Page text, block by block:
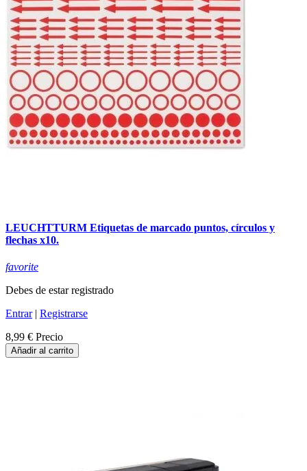
LEUCHTTURM Etiquetas de marcado puntos, círculos y
flechas x10.
favorite
Debes de estar registrado
Entrar| Registrarse
8,99 € Precio
Añadir al carrito